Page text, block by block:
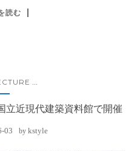
読む
立近現代建築資料館で開催
03 by kstyle